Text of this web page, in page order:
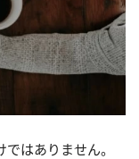
はありません。